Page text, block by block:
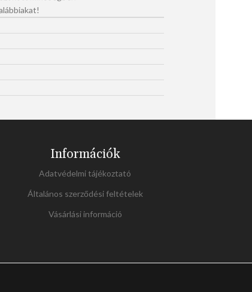
Információk
Adatvédelmi tájékoztató
Általános szerződési feltételek
Vásárlási információ